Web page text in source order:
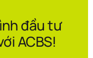
đầu tư
ACBS!